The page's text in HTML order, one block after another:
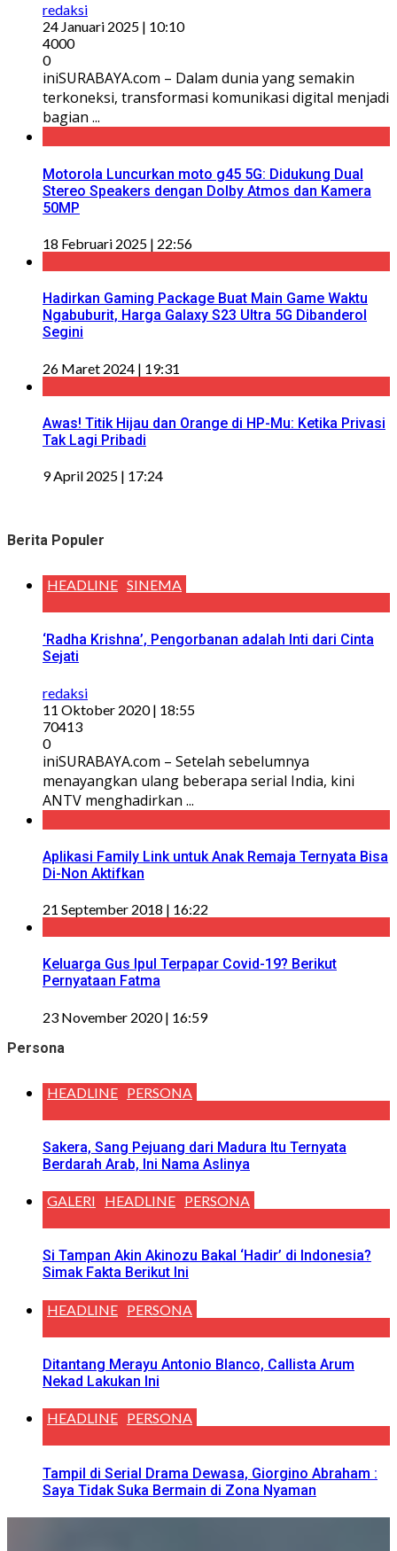
redaksi
24 Januari 2025 | 10:10
4000
0
iniSURABAYA.com – Dalam dunia yang semakin
terkoneksi, transformasi komunikasi digital menjadi
bagian ...
Motorola Luncurkan moto g45 5G: Didukung Dual
Stereo Speakers dengan Dolby Atmos dan Kamera
50MP
18 Februari 2025 | 22:56
Hadirkan Gaming Package Buat Main Game Waktu
Ngabuburit, Harga Galaxy S23 Ultra 5G Dibanderol
Segini
26 Maret 2024 | 19:31
Awas! Titik Hijau dan Orange di HP-Mu: Ketika Privasi
Tak Lagi Pribadi
9 April 2025 | 17:24
Berita Populer
HEADLINE SINEMA
‘Radha Krishna’, Pengorbanan adalah Inti dari Cinta
Sejati
redaksi
11 Oktober 2020 | 18:55
70413
0
iniSURABAYA.com – Setelah sebelumnya
menayangkan ulang beberapa serial India, kini
ANTV menghadirkan ...
Aplikasi Family Link untuk Anak Remaja Ternyata Bisa
Di-Non Aktifkan
21 September 2018 | 16:22
Keluarga Gus Ipul Terpapar Covid-19? Berikut
Pernyataan Fatma
23 November 2020 | 16:59
Persona
HEADLINE PERSONA
Sakera, Sang Pejuang dari Madura Itu Ternyata
Berdarah Arab, Ini Nama Aslinya
GALERI HEADLINE PERSONA
Si Tampan Akin Akinozu Bakal ‘Hadir’ di Indonesia?
Simak Fakta Berikut Ini
HEADLINE PERSONA
Ditantang Merayu Antonio Blanco, Callista Arum
Nekad Lakukan Ini
HEADLINE PERSONA
Tampil di Serial Drama Dewasa, Giorgino Abraham :
Saya Tidak Suka Bermain di Zona Nyaman